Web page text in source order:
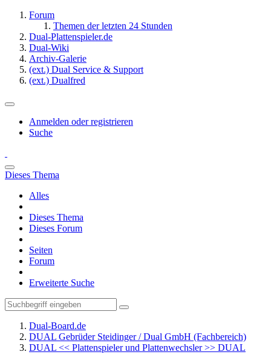
Forum
Themen der letzten 24 Stunden
Dual-Plattenspieler.de
Dual-Wiki
Archiv-Galerie
(ext.) Dual Service & Support
(ext.) Dualfred
Anmelden oder registrieren
Suche
Dieses Thema
Alles
Dieses Thema
Dieses Forum
Seiten
Forum
Erweiterte Suche
Dual-Board.de
DUAL Gebrüder Steidinger / Dual GmbH (Fachbereich)
DUAL << Plattenspieler und Plattenwechsler >> DUAL